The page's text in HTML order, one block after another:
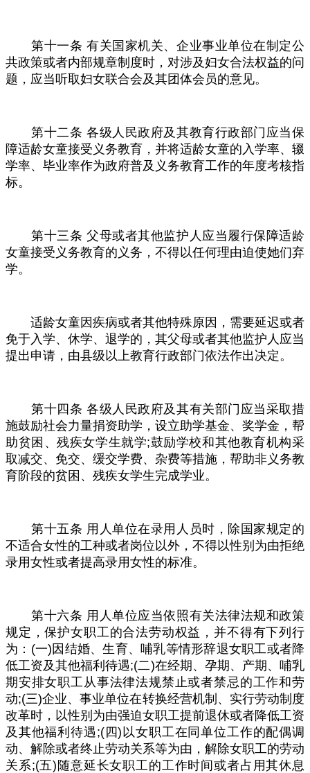
第十一条 有关国家机关、企业事业单位在制定公
共政策或者内部规章制度时，对涉及妇女合法权益的问
题，应当听取妇女联合会及其团体会员的意见。
第十二条 各级人民政府及其教育行政部门应当保
障适龄女童接受义务教育，并将适龄女童的入学率、辍
学率、毕业率作为政府普及义务教育工作的年度考核指
标。
第十三条 父母或者其他监护人应当履行保障适龄
女童接受义务教育的义务，不得以任何理由迫使她们弃
学。
适龄女童因疾病或者其他特殊原因，需要延迟或者
免于入学、休学、退学的，其父母或者其他监护人应当
提出申请，由县级以上教育行政部门依法作出决定。
第十四条 各级人民政府及其有关部门应当采取措
施鼓励社会力量捐资助学，设立助学基金、奖学金，帮
助贫困、残疾女学生就学;鼓励学校和其他教育机构采
取减交、免交、缓交学费、杂费等措施，帮助非义务教
育阶段的贫困、残疾女学生完成学业。
第十五条 用人单位在录用人员时，除国家规定的
不适合女性的工种或者岗位以外，不得以性别为由拒绝
录用女性或者提高录用女性的标准。
第十六条 用人单位应当依照有关法律法规和政策
规定，保护女职工的合法劳动权益，并不得有下列行
为： (一) 因结婚、生育、哺乳等情形辞退女职工或者降
低工资及其他福利待遇;(二)在经期、孕期、产期、哺乳
期安排女职工从事法律法规禁止或者禁忌的工作和劳
动;(三)企业、事业单位在转换经营机制、实行劳动制度
改革时，以性别为由强迫女职工提前退休或者降低工资
及其他福利待遇 ;(四)以女职工在同单位工作的配偶调
动、解除或者终止劳动关系等为由，解除女职工的劳动
关系;(五) 随意延长女职工的工作时间或者占用其休息